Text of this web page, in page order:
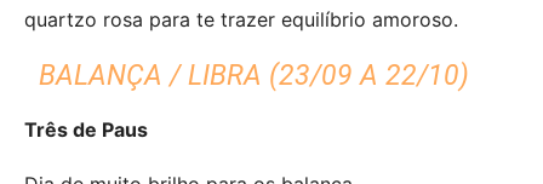
quartzo rosa para te trazer equilíbrio amoroso.
BALANÇA / LIBRA (23/09 A 22/10)
Três de Paus